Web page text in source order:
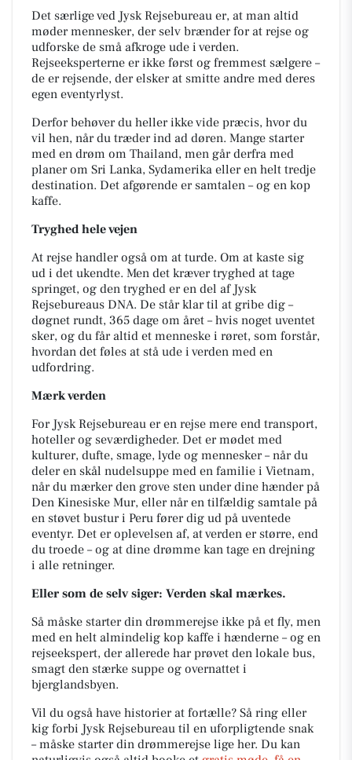
Det særlige ved Jysk Rejsebureau er, at man altid
møder mennesker, der selv brænder for at rejse og
udforske de små afkroge ude i verden.
Rejseeksperterne er ikke først og fremmest sælgere –
de er rejsende, der elsker at smitte andre med deres
egen eventyrlyst.
Derfor behøver du heller ikke vide præcis, hvor du
vil hen, når du træder ind ad døren. Mange starter
med en drøm om Thailand, men går derfra med
planer om Sri Lanka, Sydamerika eller en helt tredje
destination. Det afgørende er samtalen – og en kop
kaffe.
Tryghed hele vejen
At rejse handler også om at turde. Om at kaste sig
ud i det ukendte. Men det kræver tryghed at tage
springet, og den tryghed er en del af Jysk
Rejsebureaus DNA. De står klar til at gribe dig –
døgnet rundt, 365 dage om året – hvis noget uventet
sker, og du får altid et menneske i røret, som forstår,
hvordan det føles at stå ude i verden med en
udfordring.
Mærk verden
For Jysk Rejsebureau er en rejse mere end transport,
hoteller og seværdigheder. Det er mødet med
kulturer, dufte, smage, lyde og mennesker – når du
deler en skål nudelsuppe med en familie i Vietnam,
når du mærker den grove sten under dine hænder på
Den Kinesiske Mur, eller når en tilfældig samtale på
en støvet bustur i Peru fører dig ud på uventede
eventyr. Det er oplevelsen af, at verden er større, end
du troede – og at dine drømme kan tage en drejning
i alle retninger.
Eller som de selv siger: Verden skal mærkes.
Så måske starter din drømmerejse ikke på et fly, men
med en helt almindelig kop kaffe i hænderne – og en
rejseekspert, der allerede har prøvet den lokale bus,
smagt den stærke suppe og overnattet i
bjerglandsbyen.
Vil du også have historier at fortælle? Så ring eller
kig forbi Jysk Rejsebureau til en uforpligtende snak
– måske starter din drømmerejse lige her. Du kan